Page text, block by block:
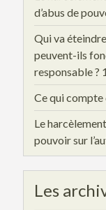
d’abus de
Qui va
peuvent-ils
responsable ?
Ce qui compte
Le
pouvoir sur
Les